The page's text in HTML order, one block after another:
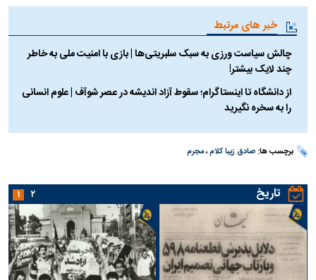
خبر های مرتبط
چالش سیاست ورزی به سبک سلبریتی‌ها | بازی با امنیت ملی به خاطر
چند لایک بیشتر!
از دانشگاه تا اینستاگرام؛ سقوط آزاد اندیشه در عصر شوآف | علوم انسانی
را به سخره نگیرید
برچسب ها:صادق زیبا کلام،مجرم
تاریخ ۱ ۲